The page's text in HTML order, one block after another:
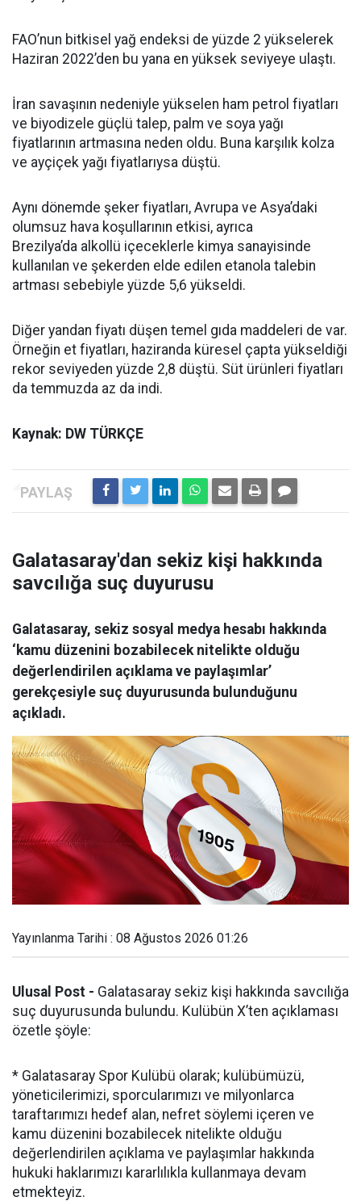
FAO’nun bitkisel yağ endeksi de yüzde 2 yükselerek
Haziran 2022’den bu yana en yüksek seviyeye ulaştı.
İran savaşının nedeniyle yükselen ham petrol fiyatları
ve biyodizele güçlü talep, palm ve soya yağı
fiyatlarının artmasına neden oldu. Buna karşılık kolza
ve ayçiçek yağı fiyatlarıysa düştü.
Aynı dönemde şeker fiyatları, Avrupa ve Asya’daki
olumsuz hava koşullarının etkisi, ayrıca
Brezilya’da alkollü içeceklerle kimya sanayisinde
kullanılan ve şekerden elde edilen etanola talebin
artması sebebiyle yüzde 5,6 yükseldi.
Diğer yandan fiyatı düşen temel gıda maddeleri de var.
Örneğin et fiyatları, haziranda küresel çapta yükseldiği
rekor seviyeden yüzde 2,8 düştü. Süt ürünleri fiyatları
da temmuzda az da indi.
Kaynak: DW TÜRKÇE
Galatasaray'dan sekiz kişi hakkında
savcılığa suç duyurusu
Galatasaray, sekiz sosyal medya hesabı hakkında
‘kamu düzenini bozabilecek nitelikte olduğu
değerlendirilen açıklama ve paylaşımlar’
gerekçesiyle suç duyurusunda bulunduğunu
açıkladı.
Yayınlanma Tarihi : 08 Ağustos 2026 01:26
Ulusal Post - Galatasaray sekiz kişi hakkında savcılığa
suç duyurusunda bulundu. Kulübün X’ten açıklaması
özetle şöyle:
* Galatasaray Spor Kulübü olarak; kulübümüzü,
yöneticilerimizi, sporcularımızı ve milyonlarca
taraftarımızı hedef alan, nefret söylemi içeren ve
kamu düzenini bozabilecek nitelikte olduğu
değerlendirilen açıklama ve paylaşımlar hakkında
hukuki haklarımızı kararlılıkla kullanmaya devam
etmekteyiz.